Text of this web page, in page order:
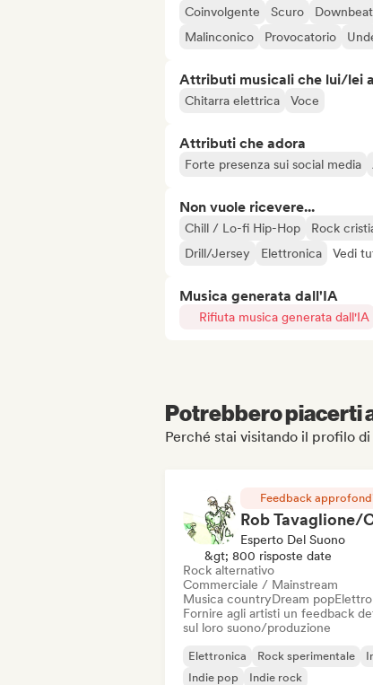
Coinvolgente Scuro Downbeat
Malinconico
Provocatorio
Attributi musicali che lui/lei
Chitarra elettrica Voce
Attributi che adora
Forte presenza sui social media
Non vuole ricevere...
Chill / Lo-fi Hip-Hop Rock
Drill/Jersey
Elettronica Vedi
Musica generata dall'IA
Rifiuta musica generata dall'IA
Potrebbero piacerti
Perché stai visitando il profilo
Feedback
Esperto Del Suono
&gt; 800 risposte date
Rock alternativo
Commerciale / Mainstream
Musica countryDream pop
Fornire agli artisti un feedback
sul loro suono/produzione
Elettronica Rock sperimentale
Indie pop
Indie rock